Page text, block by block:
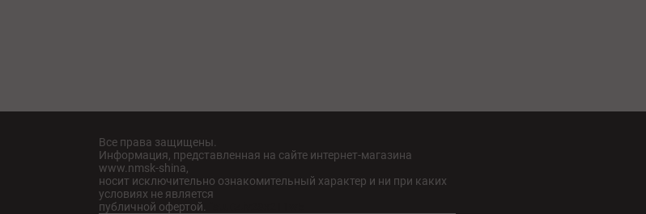
Все права защищены.
Информация, представленная на сайте интернет-магазина
www.nmsk-shina,
носит исключительно ознакомительный характер и ни при каких
условиях не является
публичной офертой.